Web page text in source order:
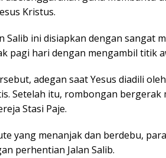
Kristus.
Salib ini disiapkan dengan sangat
pagi hari dengan mengambil titik
adegan saat Yesus diadili
Setelah itu, rombongan
Stasi Paje.
yang menanjak dan berdebu,
perhentian Jalan Salib.